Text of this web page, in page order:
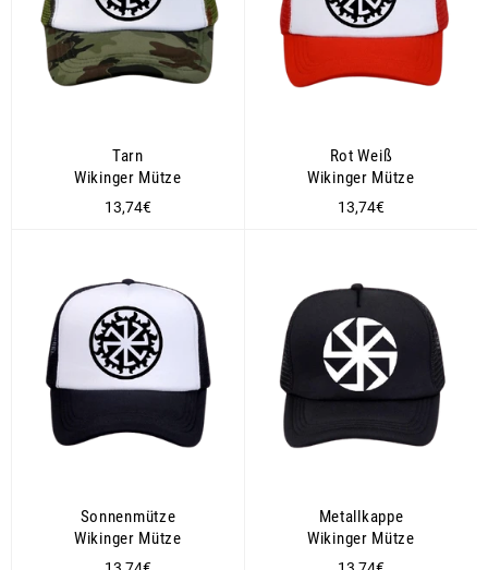
Tarn
Wikinger Mütze
Normaler
13,74€
Rot Weiß
Wikinger Mütze
Normaler
13,74€
Sonnenmütze
Wikinger Mütze
Metallkappe
Wikinger Mütze